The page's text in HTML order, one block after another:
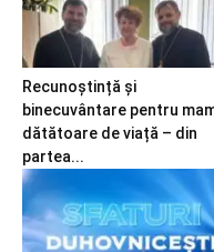
Recunoștință și
binecuvântare pentru
dătătoare de viață – din
partea...